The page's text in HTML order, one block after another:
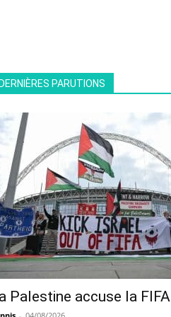
PARUTIONS
Palestine accuse la FIFA